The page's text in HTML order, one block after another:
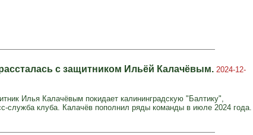
с защитником Ильёй Калачёвым. 2024-12-
Илья Калачёвым покидает калининградскую "Балтику",
служба клуба. Калачёв пополнил ряды команды в июле 2024 года.